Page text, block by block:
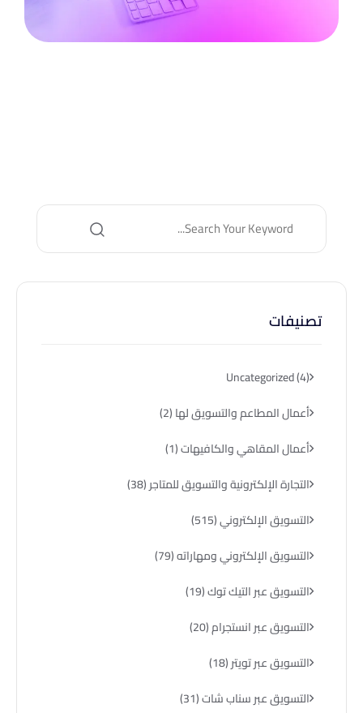
تصنيفات
Uncategorized(4)
أعمال المطاعم والتسويق لها(2)
أعمال المقاهي والكافيهات(1)
التجارة الإلكترونية والتسويق للمتاجر(38)
التسويق الإلكتروني(515)
التسويق الإلكتروني ومهاراته(79)
التسويق عبر التيك توك(19)
التسويق عبر انستجرام(20)
التسويق عبر تويتر(18)
التسويق عبر سناب شات(31)